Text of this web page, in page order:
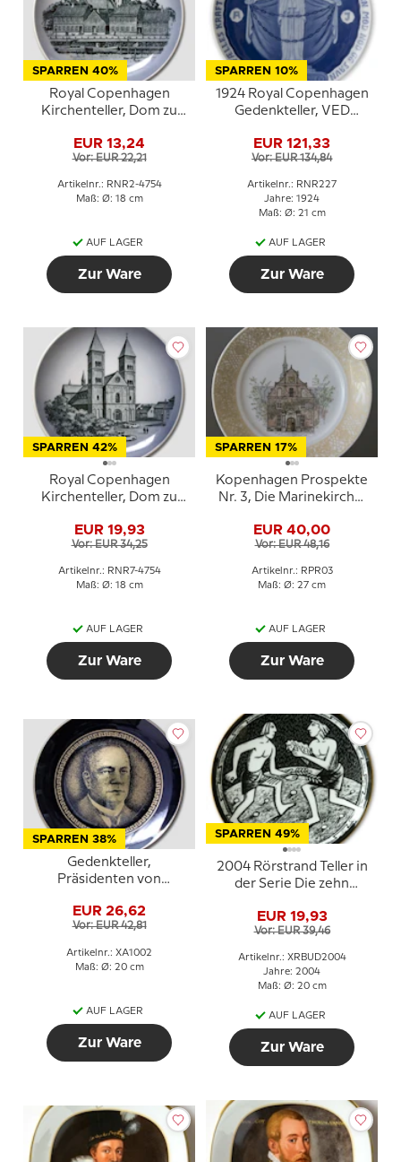
SPARREN 40%
Royal Copenhagen
Kirchenteller, Dom zu
EUR 13,24
Vor: EUR 22,21
Artikelnr.: RNR2-4754
Maß: Ø: 18 cm
AUF LAGER
Zur Ware
SPARREN 10%
1924 Royal Copenhagen
Gedenkteller, VED
FÆLLES GAVN HER
SKABES VÆRN MOD
NØD OG SAVN D. A. L.,
(Durch die vereinte Kraft
und für die gute
Zaun gegen die Armut
EUR 121,33
Vor: EUR 134,84
Artikelnr.: RNR227
Jahre: 1924
Maß: Ø: 21 cm
AUF LAGER
Zur Ware
SPARREN 42%
Royal Copenhagen
Kirchenteller, Dom zu
EUR 19,93
Vor: EUR 34,25
Artikelnr.: RNR7-4754
Maß: Ø: 18 cm
AUF LAGER
Zur Ware
SPARREN 17%
Kopenhagen Prospekte
Nr. 3, Die Marinekirche,
EUR 40,00
Vor: EUR 48,16
Artikelnr.: RPR03
Maß: Ø: 27 cm
AUF LAGER
Zur Ware
SPARREN 38%
Gedenkteller,
Präsidenten von
Relander 1925-1931,
Arabia
EUR 26,62
Vor: EUR 42,81
Artikelnr.: XA1002
Maß: Ø: 20 cm
AUF LAGER
Zur Ware
SPARREN 49%
2004 Rörstrand Teller in
der Serie Die zehn
EUR 19,93
Vor: EUR 39,46
Artikelnr.: XRBUD2004
Jahre: 2004
Maß: Ø: 20 cm
AUF LAGER
Zur Ware